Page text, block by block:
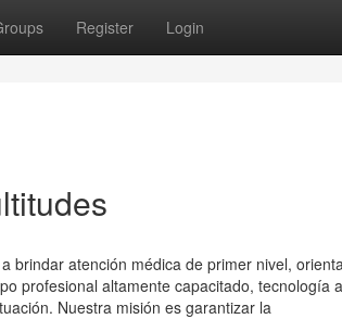
Register Login
brindar atención médica de primer nivel,
profesional altamente capacitado, tecnología
Nuestra misión es garantizar la